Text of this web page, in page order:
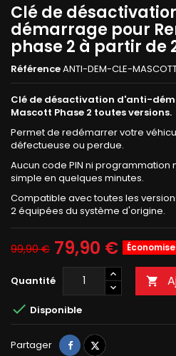
Clé de
démarrage pour
phase 2 à partir de
RéférenceANTI-DEM-CLE-
Clé de désactivation d'anti-
Mascott Phase 2 toutes versions.
Permet de redémarrer votre
défectueuse ou perdue.
Aucun code PIN ni programmation
simple en quelques minutes.
Compatible avec toutes les
2 équipées du système d'origine.
99,90 € 79,90 €
Quantité 
 Disponible
Partager PartagerTweet